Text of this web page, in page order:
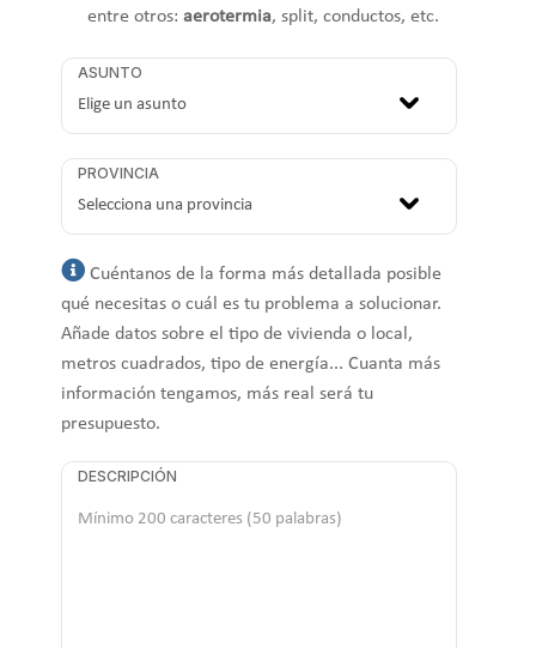
entre otros: aerotermia, split, conductos, etc.
ASUNTO
PROVINCIA
Cuéntanos de la forma más detallada posible
qué necesitas o cuál es tu problema a solucionar.
Añade datos sobre el tipo de vivienda o local,
metros cuadrados, tipo de energía... Cuanta más
información tengamos, más real será tu
presupuesto.
DESCRIPCIÓN